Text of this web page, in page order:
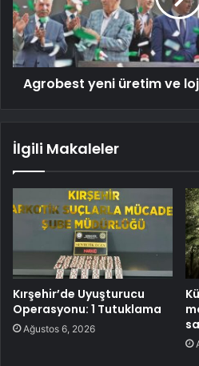
Agrobest yeni üretim ve
İlgili Makaleler
Kırşehir’de Uyuşturucu
Operasyonu: 1 Tutuklama
Ağustos 6, 2026